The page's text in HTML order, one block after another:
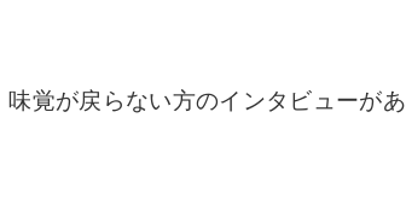
覚が戻らない方のインタビューがあ